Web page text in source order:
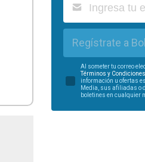
Regístrate a
Al someter tu correo
Términos y Condiciones
información u ofertas
Media, sus afiliadas o
boletines en cualquier